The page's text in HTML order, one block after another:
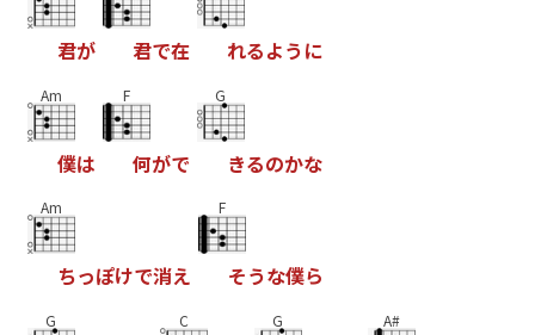
君が 君で在 れるよう に
Am
僕は
F
何がで
G
きるのかな
Am
ちっぽけで消え
F
そうな僕ら
G C G A#